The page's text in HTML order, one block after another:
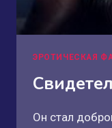
ЭРОТИЧЕСКАЯ
Он стал